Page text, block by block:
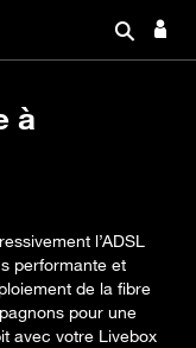
à
l’ADSL
performante et
de la fibre
pour une
avec votre Livebox